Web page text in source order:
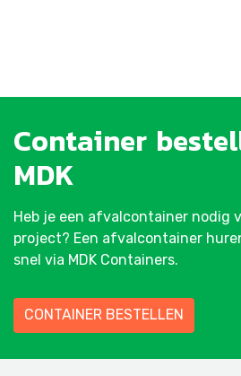
Container
MDK
Heb je een afvalcontainer nodig
project? Een afvalcontainer
snel via MDK Containers.
CONTAINER BESTELLEN